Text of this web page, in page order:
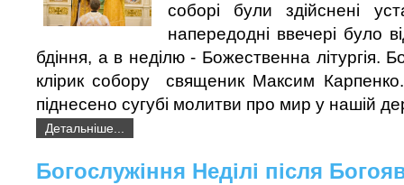
соборі були здійснені
напередодні ввечері було
бдіння, а в неділю - Божественна літургія.
клірик собору священик Максим Карпенко.
піднесено сугубі молитви про мир у нашій
Детальніше...
Богослужіння Неділі після